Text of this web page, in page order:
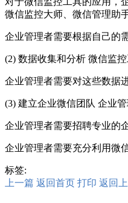
微信监控大师、微信管理助手
企业管理者需要根据自己的
(2) 数据收集和分析 微信监
企业管理者需要对这些数据
(3) 建立企业微信团队 企业
企业管理者需要招聘专业的
企业管理者需要充分利用微
标签:
上一篇 返回首页 打印 返回